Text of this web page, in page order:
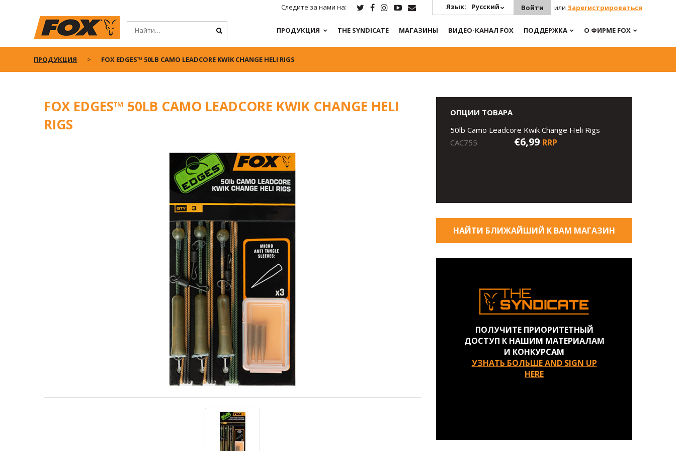
Следите за нами на: Язык: Русский Войти или Зарегистрироваться
ПРОДУКЦИЯ THE SYNDICATE МАГАЗИНЫ ВИДЕО-КАНАЛ FOX ПОДДЕРЖКА О ФИРМЕ FOX
ПРОДУКЦИЯ FOX EDGES™ 50LB CAMO LEADCORE KWIK CHANGE HELI RIGS
FOX EDGES™ 50LB CAMO LEADCORE KWIK CHANGE HELI
RIGS
ОПЦИИ ТОВАРА
50lb Camo Leadcore Kwik Change Heli Rigs
CAC755
€6,99 RRP
НАЙТИ БЛИЖАЙШИЙ К ВАМ МАГАЗИН
ПОЛУЧИТЕ ПРИОРИТЕТНЫЙ
ДОСТУП К НАШИМ МАТЕРИАЛАМ
И КОНКУРСАМ
УЗНАТЬ БОЛЬШЕ AND SIGN UP
HERE